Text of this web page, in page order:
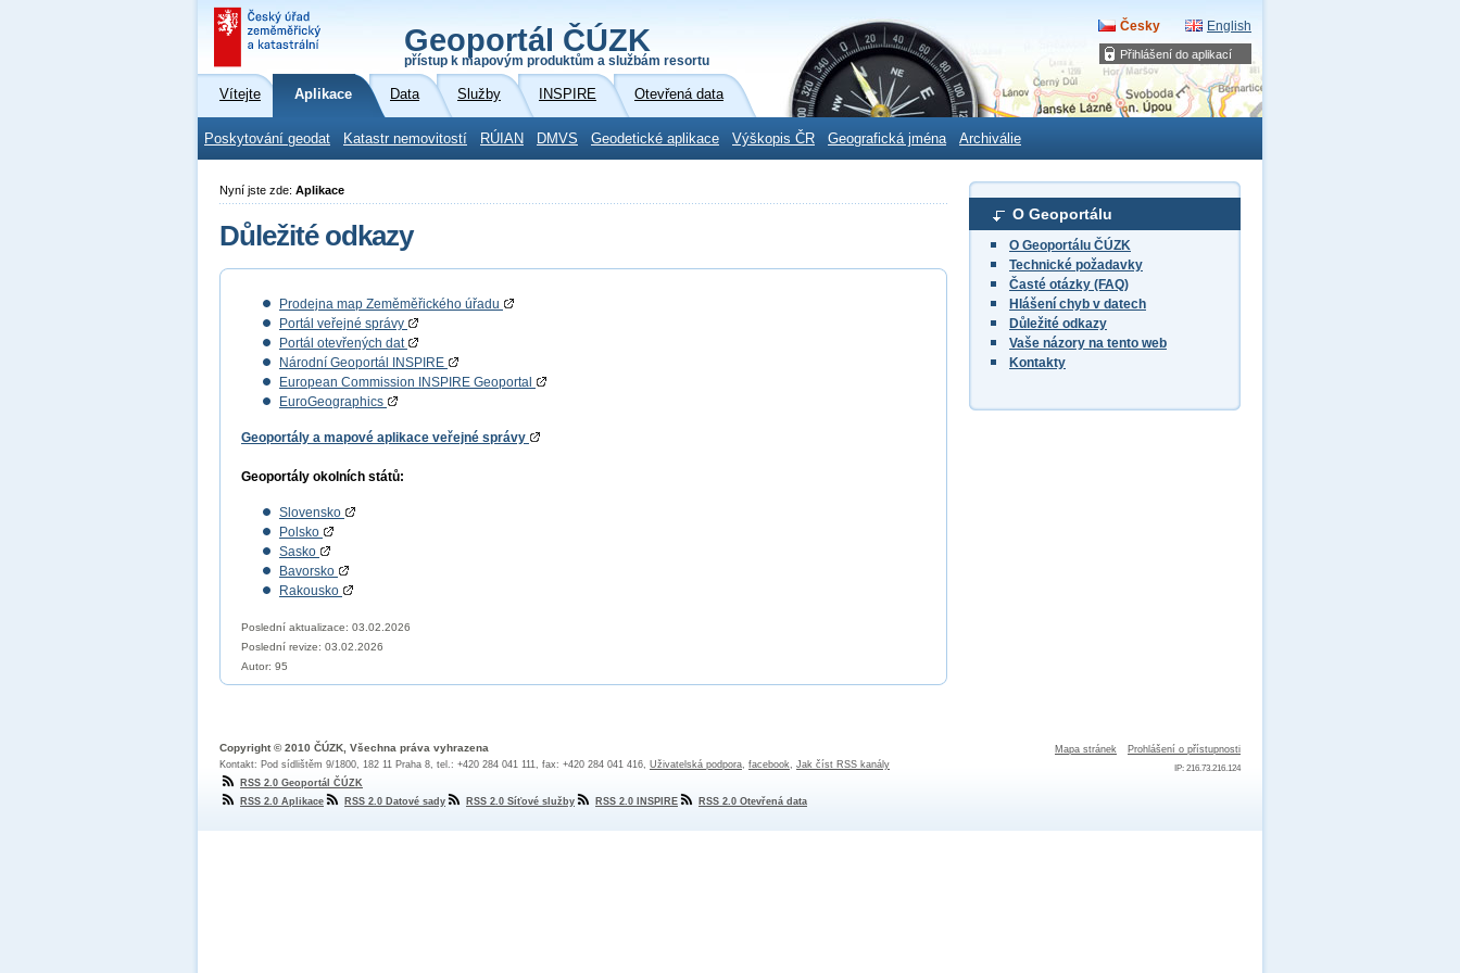
Přihlášení do aplikací
Geoportál ČÚZK
přístup k mapovým produktům a službám resortu
Česky English
Vítejte Aplikace Data Služby INSPIRE Otevřená data
Poskytování geodat Katastr nemovitostí RÚIAN DMVS Geodetické aplikace Výškopis ČR Geografická jména Archiválie
O Geoportálu
O Geoportálu ČÚZK
Technické požadavky
Časté otázky (FAQ)
Hlášení chyb v datech
Důležité odkazy
Vaše názory na tento web
Kontakty
Nyní jste zde: Aplikace
Důležité odkazy
Prodejna map Zeměměřického úřadu
Portál veřejné správy
Portál otevřených dat
Národní Geoportál INSPIRE
European Commission INSPIRE Geoportal
EuroGeographics
Geoportály a mapové aplikace veřejné správy
Geoportály okolních států:
Slovensko
Polsko
Sasko
Bavorsko
Rakousko
Poslední aktualizace: 03.02.2026
Poslední revize: 03.02.2026
Autor: 95
Mapa stránek Prohlášení o přístupnosti
IP: 216.73.216.124
Copyright © 2010 ČÚZK, Všechna práva vyhrazena
Kontakt: Pod sídlištěm 9/1800, 182 11 Praha 8, tel.: +420 284 041 111, fax: +420 284 041 416, Uživatelská podpora, facebook, Jak číst RSS kanály
RSS 2.0 Geoportál ČÚZK
RSS 2.0 Aplikace
RSS 2.0 Datové sady RSS 2.0 Síťové služby RSS 2.0 INSPIRE RSS 2.0 Otevřená data